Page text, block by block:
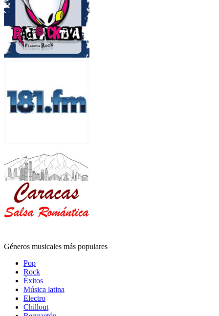
Géneros musicales más populares
Pop
Rock
Éxitos
Música latina
Electro
Chillout